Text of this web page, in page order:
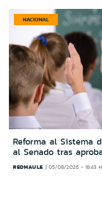
NACIONAL
Reforma al Sistema
al Senado tras
REDMAULE 05/08/2026 - 18:43